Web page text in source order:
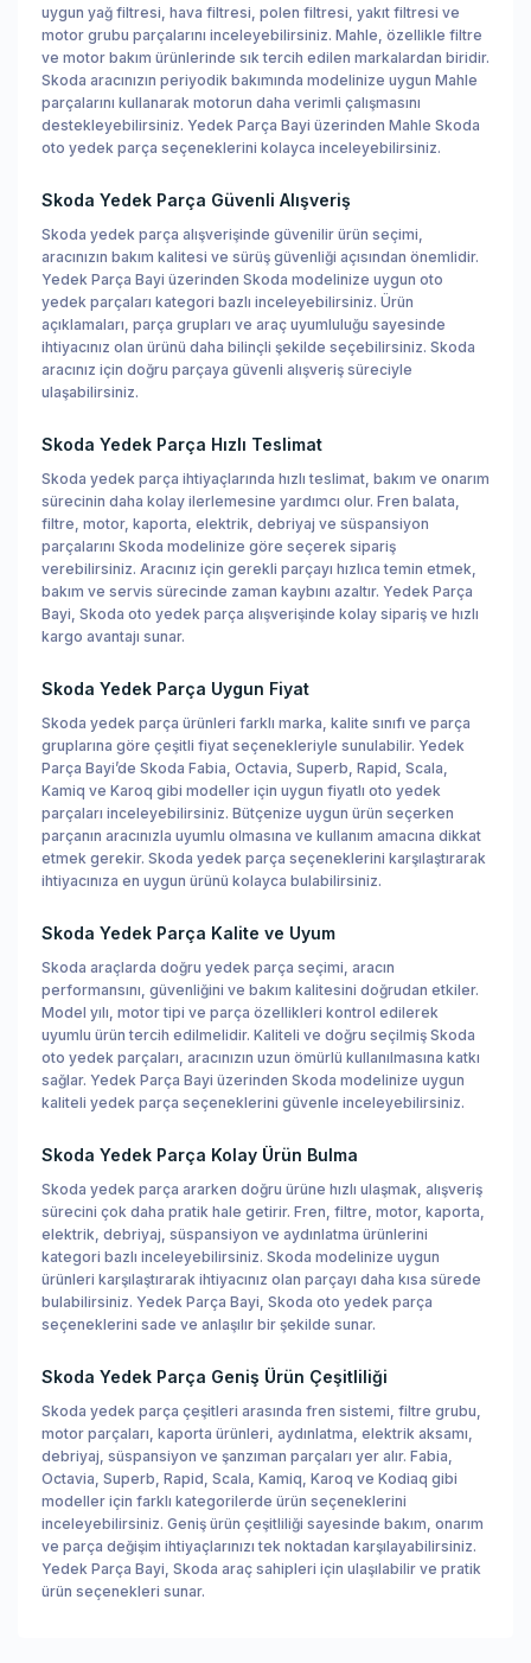
uygun yağ filtresi, hava filtresi, polen filtresi, yakıt filtresi ve
motor grubu parçalarını inceleyebilirsiniz. Mahle, özellikle filtre
ve motor bakım ürünlerinde sık tercih edilen markalardan biridir.
Skoda aracınızın periyodik bakımında modelinize uygun Mahle
parçalarını kullanarak motorun daha verimli çalışmasını
destekleyebilirsiniz. Yedek Parça Bayi üzerinden Mahle Skoda
oto yedek parça seçeneklerini kolayca inceleyebilirsiniz.
Skoda Yedek Parça Güvenli Alışveriş
Skoda yedek parça alışverişinde güvenilir ürün seçimi,
aracınızın bakım kalitesi ve sürüş güvenliği açısından önemlidir.
Yedek Parça Bayi üzerinden Skoda modelinize uygun oto
yedek parçaları kategori bazlı inceleyebilirsiniz. Ürün
açıklamaları, parça grupları ve araç uyumluluğu sayesinde
ihtiyacınız olan ürünü daha bilinçli şekilde seçebilirsiniz. Skoda
aracınız için doğru parçaya güvenli alışveriş süreciyle
ulaşabilirsiniz.
Skoda Yedek Parça Hızlı Teslimat
Skoda yedek parça ihtiyaçlarında hızlı teslimat, bakım ve onarım
sürecinin daha kolay ilerlemesine yardımcı olur. Fren balata,
filtre, motor, kaporta, elektrik, debriyaj ve süspansiyon
parçalarını Skoda modelinize göre seçerek sipariş
verebilirsiniz. Aracınız için gerekli parçayı hızlıca temin etmek,
bakım ve servis sürecinde zaman kaybını azaltır. Yedek Parça
Bayi, Skoda oto yedek parça alışverişinde kolay sipariş ve hızlı
kargo avantajı sunar.
Skoda Yedek Parça Uygun Fiyat
Skoda yedek parça ürünleri farklı marka, kalite sınıfı ve parça
gruplarına göre çeşitli fiyat seçenekleriyle sunulabilir. Yedek
Parça Bayi’de Skoda Fabia, Octavia, Superb, Rapid, Scala,
Kamiq ve Karoq gibi modeller için uygun fiyatlı oto yedek
parçaları inceleyebilirsiniz. Bütçenize uygun ürün seçerken
parçanın aracınızla uyumlu olmasına ve kullanım amacına dikkat
etmek gerekir. Skoda yedek parça seçeneklerini karşılaştırarak
ihtiyacınıza en uygun ürünü kolayca bulabilirsiniz.
Skoda Yedek Parça Kalite ve Uyum
Skoda araçlarda doğru yedek parça seçimi, aracın
performansını, güvenliğini ve bakım kalitesini doğrudan etkiler.
Model yılı, motor tipi ve parça özellikleri kontrol edilerek
uyumlu ürün tercih edilmelidir. Kaliteli ve doğru seçilmiş Skoda
oto yedek parçaları, aracınızın uzun ömürlü kullanılmasına katkı
sağlar. Yedek Parça Bayi üzerinden Skoda modelinize uygun
kaliteli yedek parça seçeneklerini güvenle inceleyebilirsiniz.
Skoda Yedek Parça Kolay Ürün Bulma
Skoda yedek parça ararken doğru ürüne hızlı ulaşmak, alışveriş
sürecini çok daha pratik hale getirir. Fren, filtre, motor, kaporta,
elektrik, debriyaj, süspansiyon ve aydınlatma ürünlerini
kategori bazlı inceleyebilirsiniz. Skoda modelinize uygun
ürünleri karşılaştırarak ihtiyacınız olan parçayı daha kısa sürede
bulabilirsiniz. Yedek Parça Bayi, Skoda oto yedek parça
seçeneklerini sade ve anlaşılır bir şekilde sunar.
Skoda Yedek Parça Geniş Ürün Çeşitliliği
Skoda yedek parça çeşitleri arasında fren sistemi, filtre grubu,
motor parçaları, kaporta ürünleri, aydınlatma, elektrik aksamı,
debriyaj, süspansiyon ve şanzıman parçaları yer alır. Fabia,
Octavia, Superb, Rapid, Scala, Kamiq, Karoq ve Kodiaq gibi
modeller için farklı kategorilerde ürün seçeneklerini
inceleyebilirsiniz. Geniş ürün çeşitliliği sayesinde bakım, onarım
ve parça değişim ihtiyaçlarınızı tek noktadan karşılayabilirsiniz.
Yedek Parça Bayi, Skoda araç sahipleri için ulaşılabilir ve pratik
ürün seçenekleri sunar.